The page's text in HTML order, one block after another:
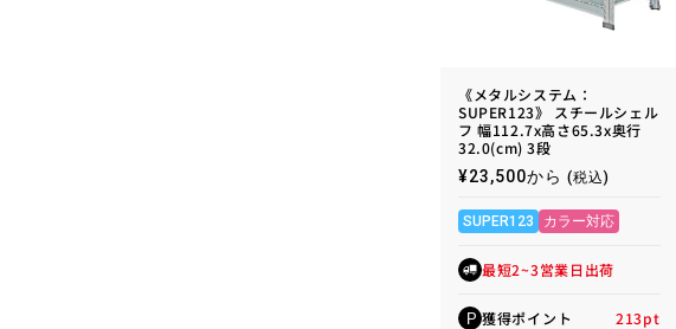
《メタルシステム：
SUPER123》 スチールシェル
フ 幅112.7x高さ65.3x奥行
32.0(cm) 3段
通
価
格
¥23,500から (税込)
SUPER123 カラー対応
最短2~3営業日出荷
P 獲得ポイント 213pt